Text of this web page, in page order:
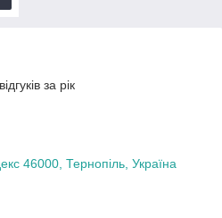
за рік
46000, Тернопіль, Україна